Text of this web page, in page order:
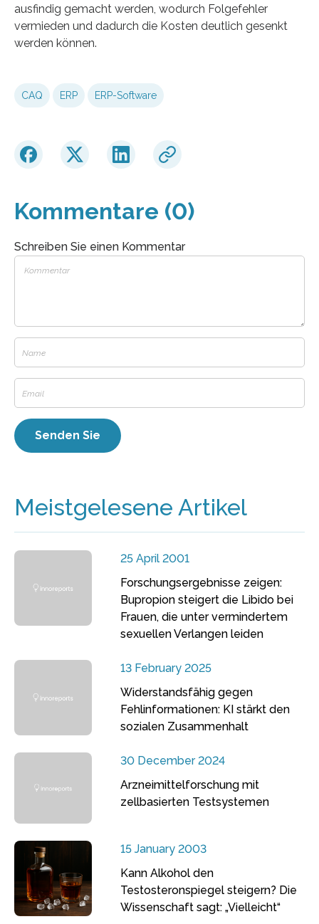
ausfindig gemacht werden, wodurch Folgefehler
vermieden und dadurch die Kosten deutlich gesenkt
werden können.
CAQ ERP ERP-Software
Kommentare (0)
Schreiben Sie einen Kommentar
Meistgelesene Artikel
25 April 2001
Forschungsergebnisse zeigen:
Bupropion steigert die Libido bei
Frauen, die unter vermindertem
sexuellen Verlangen leiden
13 February 2025
Widerstandsfähig gegen
Fehlinformationen: KI stärkt den
sozialen Zusammenhalt
30 December 2024
Arzneimittelforschung mit
zellbasierten Testsystemen
15 January 2003
Kann Alkohol den
Testosteronspiegel steigern? Die
Wissenschaft sagt: „Vielleicht“